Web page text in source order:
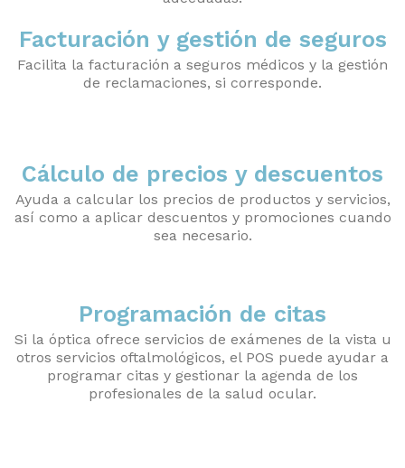
Facturación y gestión de seguros
Facilita la facturación a seguros médicos y la gestión
de reclamaciones, si corresponde.
Cálculo de precios y descuentos
Ayuda a calcular los precios de productos y servicios,
así como a aplicar descuentos y promociones cuando
sea necesario.
Programación de citas
Si la óptica ofrece servicios de exámenes de la vista u
otros servicios oftalmológicos, el POS puede ayudar a
programar citas y gestionar la agenda de los
profesionales de la salud ocular.